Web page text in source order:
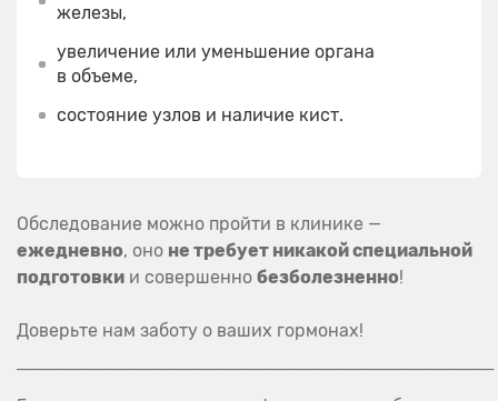
железы,
увеличение или уменьшение органа
в объеме,
состояние узлов и наличие кист.
Обследование можно пройти в клинике —
ежедневно, оно не требует никакой специальной
подготовки и совершенно безболезненно!
Доверьте нам заботу о ваших гормонах!
───────────────────────────────────────